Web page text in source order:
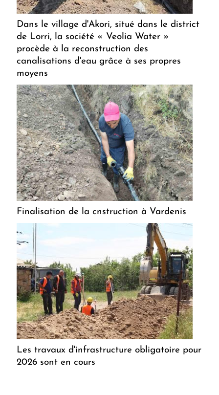
Dans le village d'Akori, situé dans le district
de Lorri, la société « Veolia Water »
procède à la reconstruction des
canalisations d'eau grâce à ses propres
moyens
Finalisation de la cnstruction à Vardenis
Les travaux d'infrastructure obligatoire pour
2026 sont en cours